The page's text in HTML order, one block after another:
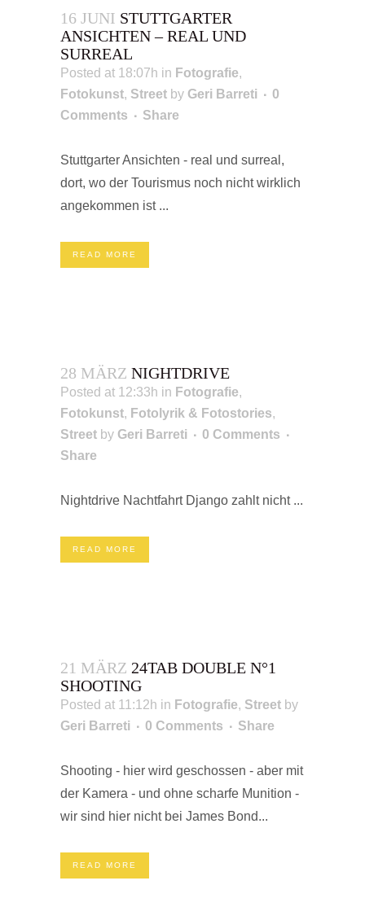
16 JUNI STUTTGARTER
ANSICHTEN – REAL UND
SURREAL
Posted at 18:07h in Fotografie,
Fotokunst, Street by Geri Barreti
0
Comments
Share
Stuttgarter Ansichten - real und surreal,
dort, wo der Tourismus noch nicht wirklich
angekommen ist ...
READ MORE
28 MÄRZ NIGHTDRIVE
Posted at 12:33h in Fotografie,
Fotokunst, Fotolyrik & Fotostories,
Street by Geri Barreti
0 Comments
Share
Nightdrive Nachtfahrt Django zahlt nicht ...
READ MORE
21 MÄRZ 24TAB DOUBLE N°1
SHOOTING
Posted at 11:12h in Fotografie, Street by
Geri Barreti
0 Comments Share
Shooting - hier wird geschossen - aber mit
der Kamera - und ohne scharfe Munition -
wir sind hier nicht bei James Bond...
READ MORE